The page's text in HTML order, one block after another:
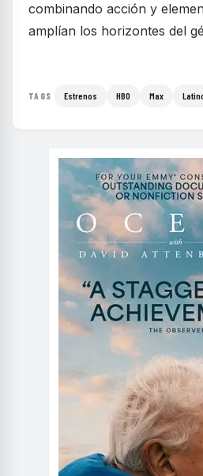
combinando acción y
amplían los horizontes del
TAGS Estrenos HBO Max